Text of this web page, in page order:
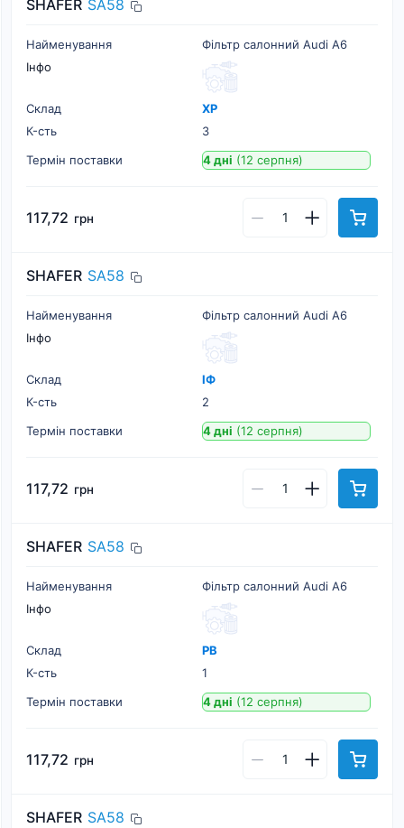
SHAFER SA58
Найменування
Фільтр салонний Audi A6
Інфо
Склад
ХР
К-cть
3
Термін поставки
4 дні (12 серпня)
117,72 грн
SHAFER SA58
Найменування
Фільтр салонний Audi A6
Інфо
Склад
ІФ
К-cть
2
Термін поставки
4 дні (12 серпня)
117,72 грн
SHAFER SA58
Найменування
Фільтр салонний Audi A6
Інфо
Склад
РВ
К-cть
1
Термін поставки
4 дні (12 серпня)
117,72 грн
SHAFER SA58